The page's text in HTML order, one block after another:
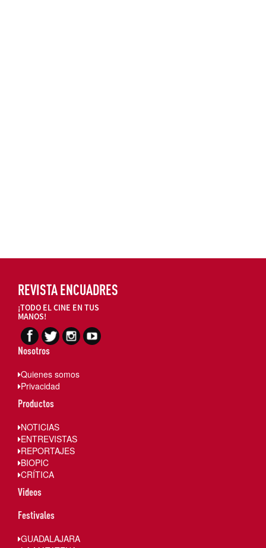
REVISTA ENCUADRES
¡TODO EL CINE EN TUS
MANOS!
Nosotros
Quienes somos
Privacidad
Productos
NOTICIAS
ENTREVISTAS
REPORTAJES
BIOPIC
CRÍTICA
Videos
Festivales
GUADALAJARA